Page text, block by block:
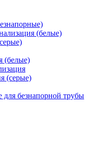
(белые)
(белые)
(серые)
безнапорной трубы